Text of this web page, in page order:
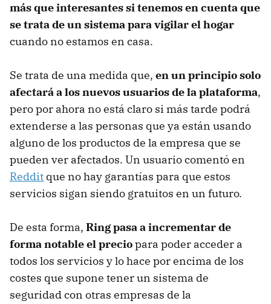
más que interesantes si tenemos en cuenta que
se trata de un sistema para vigilar el hogar
cuando no estamos en casa.
Se trata de una medida que, en un principio solo
afectará a los nuevos usuarios de la plataforma,
pero por ahora no está claro si más tarde podrá
extenderse a las personas que ya están usando
alguno de los productos de la empresa que se
pueden ver afectados. Un usuario comentó en
Reddit que no hay garantías para que estos
servicios sigan siendo gratuitos en un futuro.
De esta forma, Ring pasa a incrementar de
forma notable el preciopara poder acceder a
todos los servicios y lo hace por encima de los
costes que supone tener un sistema de
seguridad con otras empresas de la